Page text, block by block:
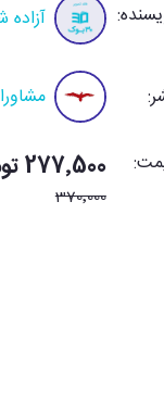
آزاده
277٬500 تومان
370٬000